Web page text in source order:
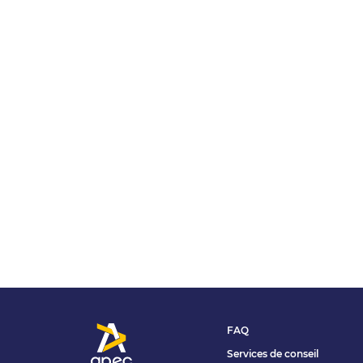
FAQ
Services de conseil